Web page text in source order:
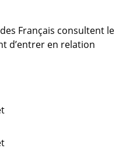
Français consultent le
d’entrer en relation